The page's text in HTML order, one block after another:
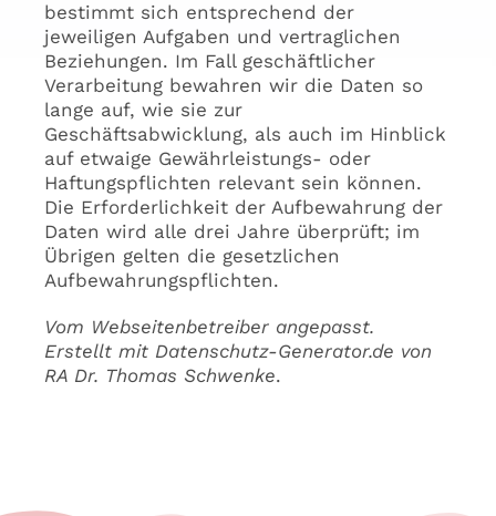
bestimmt sich entsprechend der
jeweiligen Aufgaben und vertraglichen
Beziehungen. Im Fall geschäftlicher
Verarbeitung bewahren wir die Daten so
lange auf, wie sie zur
Geschäftsabwicklung, als auch im Hinblick
auf etwaige Gewährleistungs- oder
Haftungspflichten relevant sein können.
Die Erforderlichkeit der Aufbewahrung der
Daten wird alle drei Jahre überprüft; im
Übrigen gelten die gesetzlichen
Aufbewahrungspflichten.
Vom Webseitenbetreiber angepasst.
Erstellt mit Datenschutz-Generator.de von
RA Dr. Thomas Schwenke.